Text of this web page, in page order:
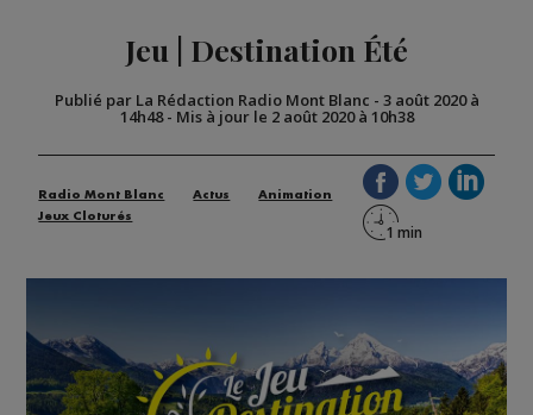
Jeu | Destination Été
Publié par La Rédaction Radio Mont Blanc - 3 août 2020 à
14h48- Mis à jour le 2 août 2020 à 10h38
Radio Mont Blanc Actus
Animation
Jeux Cloturés